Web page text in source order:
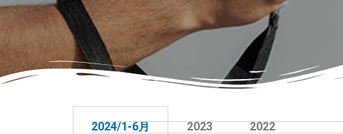
2024/1-6月 2023 2022